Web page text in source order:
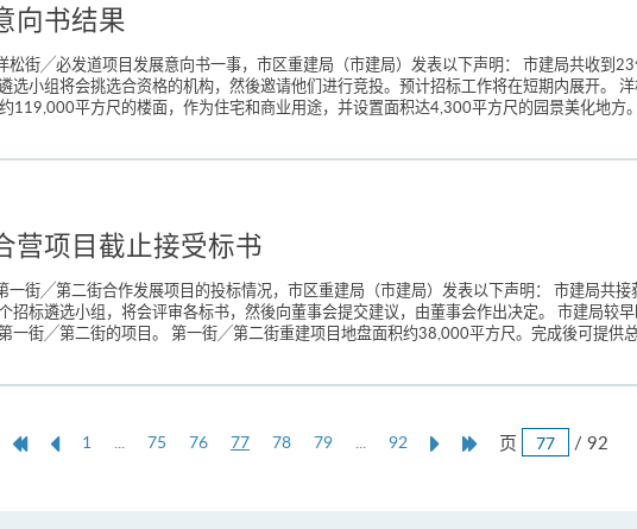
向书结果
松街╱必发道项目发展意向书一事，市区重建局（市建局）发表以下声明： 市建局共收到
选小组将会挑选合资格的机构，然後邀请他们进行竞投。预计招标工作将在短期内展开。
119,000平方尺的楼面，作为住宅和商业用途，并设置面积达4,300平方尺的园景美化地方。
项目截止接受标书
一街╱第二街合作发展项目的投标情况，市区重建局（市建局）发表以下声明： 市建局共
招标遴选小组，将会评审各标书，然後向董事会提交建议，由董事会作出决定。 市建局较
一街╱第二街的项目。 第一街╱第二街重建项目地盘面积约38,000平方尺。完成後可提供
第
上
1 ... 75 76 77本
78 79 ... 92
NextLast页 / 92